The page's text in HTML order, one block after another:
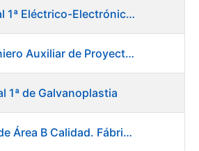
OE 16/25 - Oficial 1ª Eléctrico-Electrónico Fábrica Papel
OE 46/24 - Ingeniero Auxiliar de Proyectos. Ceres
1ª de Galvanoplastia
OE 10/25 - Jefe de Área B Calidad. Fábrica Papel